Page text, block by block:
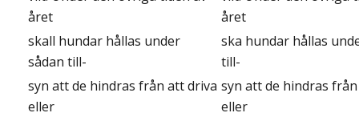
året
året
skall hundar hållas under
sådan till-
ska hundar hållas
till-
syn att de hindras från att driva
eller
syn att de hindras
eller